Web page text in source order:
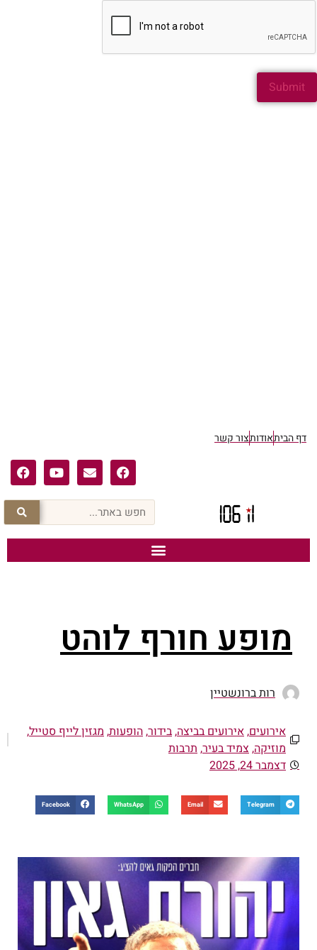
דף הביתאודותצור קשר
מופע חורף לוהט
רות ברונשטיין
אירועים,אירועים בביצה,בידור,הופעות, מגזין לייף סטייל,
מוזיקה, צמיד בעיר, תרבות
דצמבר 24, 2025
Telegram
Email
WhatsApp
Facebook